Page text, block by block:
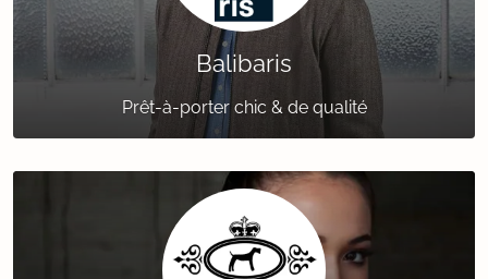
Balibaris
Prêt-à-porter chic & de qualité